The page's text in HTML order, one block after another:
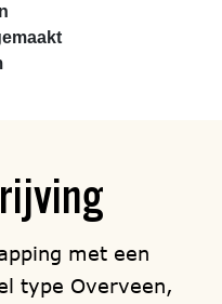
met een
type Overveen,